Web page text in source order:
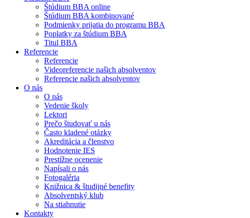
Štúdium BBA online
Štúdium BBA kombinované
Podmienky prijatia do programu BBA
Poplatky za štúdium BBA
Titul BBA
Referencie
Referencie
Videoreferencie našich absolventov
Referencie našich absolventov
O nás
O nás
Vedenie školy
Lektori
Prečo študovať u nás
Často kladené otázky
Akreditácia a členstvo
Hodnotenie IES
Prestížne ocenenie
Napísali o nás
Fotogaléria
Knižnica & študijné benefity
Absolventský klub
Na stiahnutie
Kontakty